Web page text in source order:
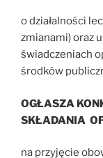
o działalności
zmianami) oraz
świadczeniach
środków
OGŁASZA
SKŁADANIA
na przyjęcie